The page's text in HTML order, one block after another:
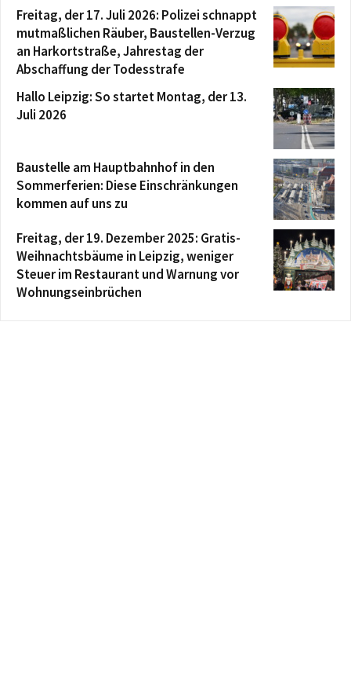
Freitag, der 17. Juli 2026: Polizei schnappt
mutmaßlichen Räuber, Baustellen-Verzug
an Harkortstraße, Jahrestag der
Abschaffung der Todesstrafe
Hallo Leipzig: So startet Montag, der 13.
Juli 2026
Baustelle am Hauptbahnhof in den
Sommerferien: Diese Einschränkungen
kommen auf uns zu
Freitag, der 19. Dezember 2025: Gratis-
Weihnachtsbäume in Leipzig, weniger
Steuer im Restaurant und Warnung vor
Wohnungseinbrüchen